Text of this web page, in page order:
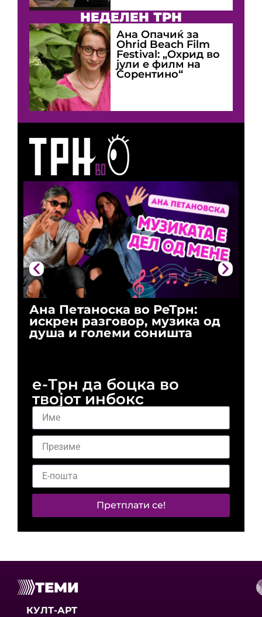
Ана Петаноска во РеТрн:
искрен разговор, музика од
душа и големи соништа
НЕДЕЛЕН ТРН
Ана Опачиќ за
Оhrid Beach Film
Festival: „Охрид во
јули е филм на
Сорентино“
е-Трн да боцка во
твојот инбокс
Претплати се!
ТЕМИ
КУЛТ-АРТ